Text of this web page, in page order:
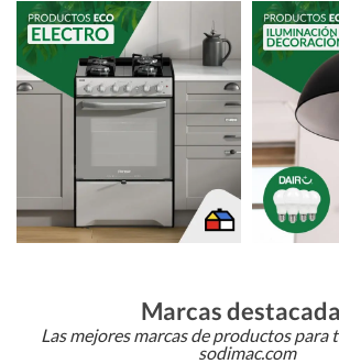
Marcas
Las mejores marcas de productos para
sodimac.com